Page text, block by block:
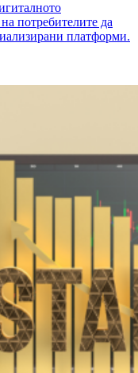
потребителите да
платформи.